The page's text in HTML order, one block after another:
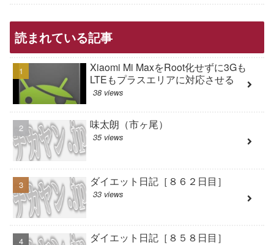
読まれている記事
Xiaomi Mi MaxをRoot化せずに3Gも
LTEもプラスエリアに対応させる
38 views
味太朗（市ヶ尾）
35 views
ダイエット日記［８６２日目］
33 views
ダイエット日記［８５８日目］